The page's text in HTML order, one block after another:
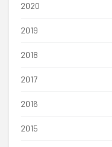
2020
2019
2018
2017
2016
2015